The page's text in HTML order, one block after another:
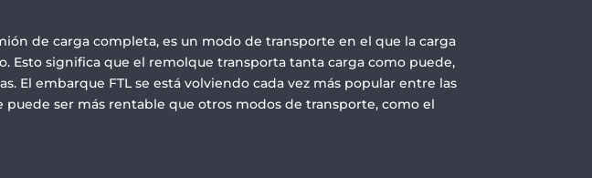
de carga completa, es un modo de transporte en el que la carga
significa que el remolque transporta tanta carga como puede,
embarque FTL se está volviendo cada vez más popular entre las
ser más rentable que otros modos de transporte, como el